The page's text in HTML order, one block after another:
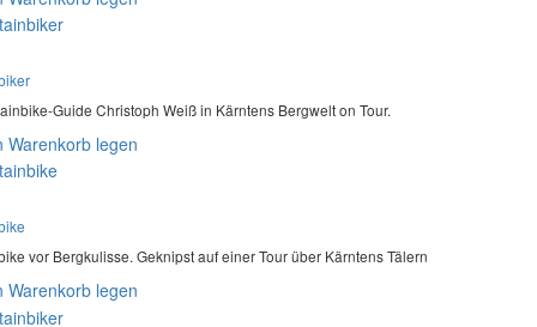
Guide Christoph Weiß in Kärntens Bergwelt on Tour.
Warenkorb legen
vor Bergkulisse. Geknipst auf einer Tour über Kärntens Tälern
Warenkorb legen